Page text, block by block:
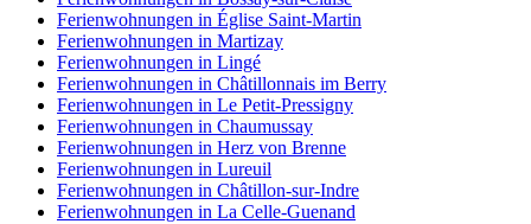
Ferienwohnungen in Église Saint-Martin
Ferienwohnungen in Martizay
Ferienwohnungen in Lingé
Ferienwohnungen in Châtillonnais im Berry
Ferienwohnungen in Le Petit-Pressigny
Ferienwohnungen in Chaumussay
Ferienwohnungen in Herz von Brenne
Ferienwohnungen in Lureuil
Ferienwohnungen in Châtillon-sur-Indre
Ferienwohnungen in La Celle-Guenand